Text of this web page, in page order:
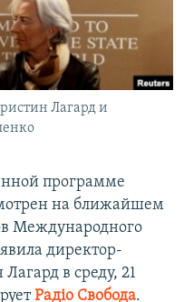
Лагард и
программе
на ближайшем
Международного
директор-
в среду, 21
Радіо Свобода.